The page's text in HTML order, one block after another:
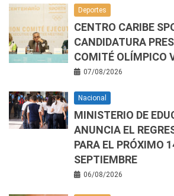
Deportes
CENTRO CARIBE
CANDIDATURA
COMITÉ OLÍMPICO
07/08/2026
Nacional
MINISTERIO DE
ANUNCIA EL
PARA EL PRÓXIMO
SEPTIEMBRE
06/08/2026